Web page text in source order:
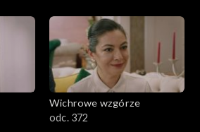
Wichrowe wzgórze
odc. 372